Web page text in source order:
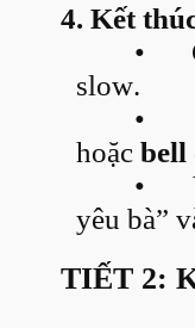
4. Kết
•
slow.
•
hoặc bell
•
yêu bà”
TIẾT 2: